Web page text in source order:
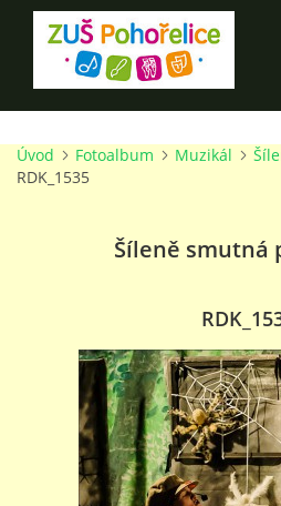
ÚVOD
O ŠKOLE
PRO RODIČE
TALENTOVÉ ZKOUŠKY
Úvod Fotoalbum Muzikál
RDK_1535
Šíleně smutná